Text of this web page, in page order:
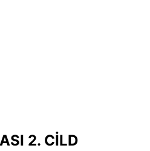
2. CİLD